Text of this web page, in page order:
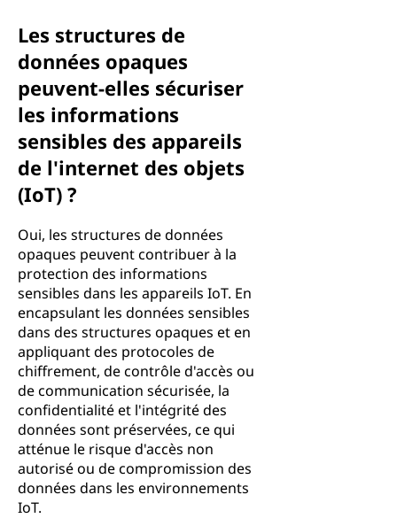
Les structures de
données opaques
peuvent-elles sécuriser
les informations
sensibles des appareils
de l'internet des objets
(IoT) ?
Oui, les structures de données
opaques peuvent contribuer à la
protection des informations
sensibles dans les appareils IoT. En
encapsulant les données sensibles
dans des structures opaques et en
appliquant des protocoles de
chiffrement, de contrôle d'accès ou
de communication sécurisée, la
confidentialité et l'intégrité des
données sont préservées, ce qui
atténue le risque d'accès non
autorisé ou de compromission des
données dans les environnements
IoT.